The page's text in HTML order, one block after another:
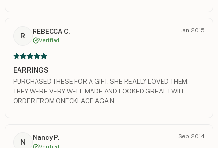
R
REBECCA C.
Verified
Jan 2015
EARRINGS
PURCHASED THESE FOR A GIFT. SHE REALLY LOVED THEM.
THEY WERE VERY WELL MADE AND LOOKED GREAT. I WILL
ORDER FROM ONECKLACE AGAIN.
N
Nancy P.
Verified
Sep 2014